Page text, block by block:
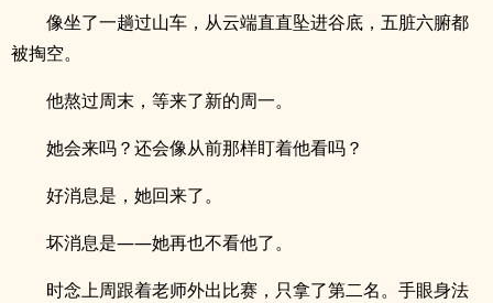
像坐了一趟过山车，从云端直直坠进谷底，五脏六腑都
被掏空。
他熬过周末，等来了新的周一。
她会来吗？还会像从前那样盯着他看吗？
好消息是，她回来了。
坏消息是——她再也不看他了。
时念上周跟着老师外出比赛，只拿了第二名。手眼身法